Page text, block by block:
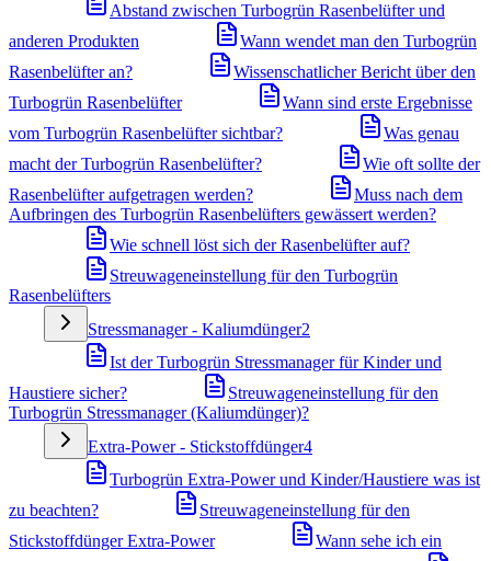
Abstand zwischen Turbogrün Rasenbelüfter und
anderen Produkten
Wann wendet man den Turbogrün
Rasenbelüfter an?
Wissenschatlicher Bericht über den
Turbogrün Rasenbelüfter
Wann sind erste Ergebnisse
vom Turbogrün Rasenbelüfter sichtbar?
Was genau
macht der Turbogrün Rasenbelüfter?
Wie oft sollte der
Rasenbelüfter aufgetragen werden?
Muss nach dem
Aufbringen des Turbogrün Rasenbelüfters gewässert werden?
Wie schnell löst sich der Rasenbelüfter auf?
Streuwageneinstellung für den Turbogrün
Rasenbelüfters
Stressmanager - Kaliumdünger2
Ist der Turbogrün Stressmanager für Kinder und
Haustiere sicher?
Streuwageneinstellung für den
Turbogrün Stressmanager (Kaliumdünger)?
Extra-Power - Stickstoffdünger4
Turbogrün Extra-Power und Kinder/Haustiere was ist
zu beachten?
Streuwageneinstellung für den
Stickstoffdünger Extra-Power
Wann sehe ich ein